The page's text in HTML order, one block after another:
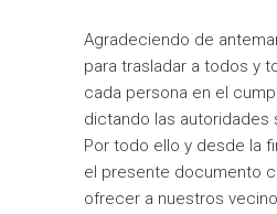
Agradeciendo de
para trasladar a todos y
cada persona en el
dictando las autoridades
Por todo ello y desde la
el presente documento
ofrecer a nuestros